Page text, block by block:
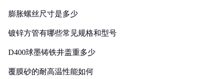
膨胀螺丝尺寸是多少
镀锌方管有哪些常见规格和型号
D400球墨铸铁井盖重多少
覆膜砂的耐高温性能如何